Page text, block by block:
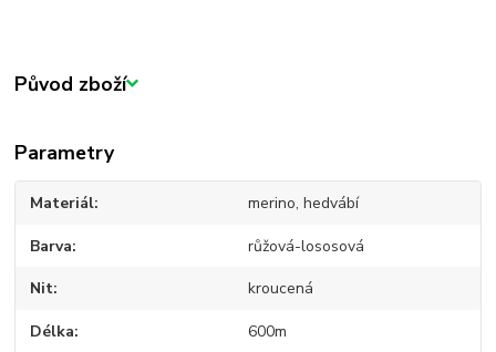
Původ zboží
Parametry
Materiál merino, hedvábí
Barva růžová-lososová
Nit kroucená
Délka 600m